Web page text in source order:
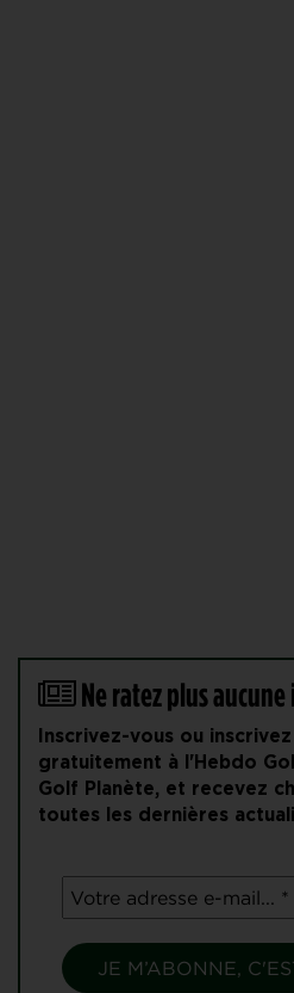
Ne ratez plus
Inscrivez-vous ou
gratuitement à l'Hebdo
Golf Planète, et recevez
toutes les dernières